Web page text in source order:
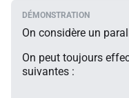
On considère un
On peut toujours
suivantes :